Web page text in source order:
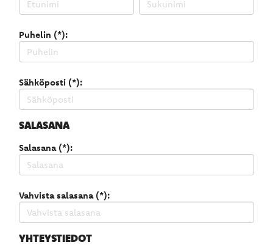
Puhelin (*):
Sähköposti (*):
SALASANA
Salasana (*):
Vahvista salasana (*):
YHTEYSTIEDOT